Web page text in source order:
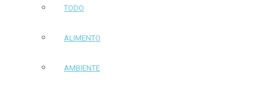
TODO
ALIMENTO
AMBIENTE